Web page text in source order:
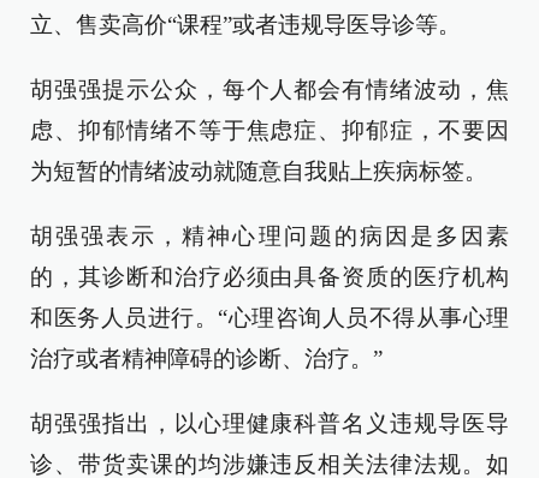
立、售卖高价“课程”或者违规导医导诊等。
胡强强提示公众，每个人都会有情绪波动，焦
虑、抑郁情绪不等于焦虑症、抑郁症，不要因
为短暂的情绪波动就随意自我贴上疾病标签。
胡强强表示，精神心理问题的病因是多因素
的，其诊断和治疗必须由具备资质的医疗机构
和医务人员进行。“心理咨询人员不得从事心理
治疗或者精神障碍的诊断、治疗。”
胡强强指出，以心理健康科普名义违规导医导
诊、带货卖课的均涉嫌违反相关法律法规。如